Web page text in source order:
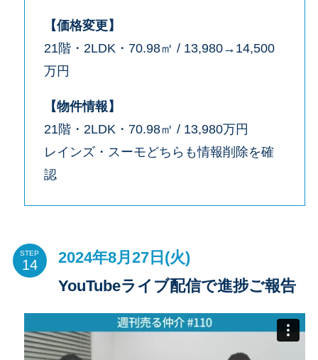
【価格変更】
21階・2LDK・70.98㎡ / 13,980→14,500
万円
【物件情報】
21階・2LDK・70.98㎡ / 13,980万円
レインズ・スーモどちらも情報削除を確
認
STEP
2024年8月27日(火)
YouTubeライブ配信で進捗ご報告